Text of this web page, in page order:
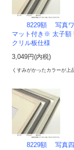
8229額 写真ワ
マット付き※ 太子額
クリル板仕様
3,049円(内税)
くすみがかったカラーが上
8229額 写真四